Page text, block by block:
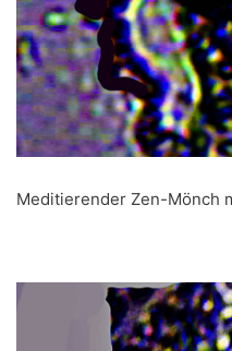
Meditierender Zen-Mönch